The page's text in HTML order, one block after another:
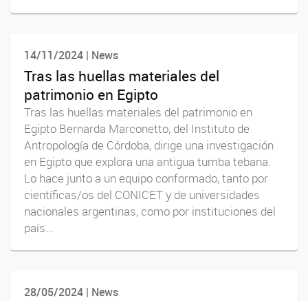
14/11/2024 | News
Tras las huellas materiales del
patrimonio en Egipto
Tras las huellas materiales del patrimonio en
Egipto Bernarda Marconetto, del Instituto de
Antropología de Córdoba, dirige una investigación
en Egipto que explora una antigua tumba tebana.
Lo hace junto a un equipo conformado, tanto por
científicas/os del CONICET y de universidades
nacionales argentinas, como por instituciones del
país...
28/05/2024 | News